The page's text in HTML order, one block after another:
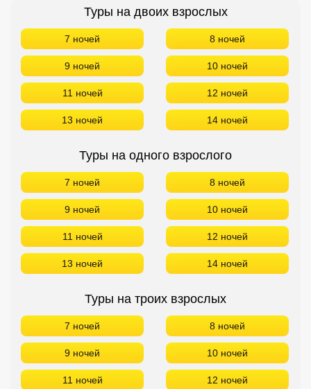
Туры на двоих взрослых
7 ночей 8 ночей
9 ночей 10 ночей
11 ночей 12 ночей
13 ночей 14 ночей
Туры на одного взрослого
7 ночей 8 ночей
9 ночей 10 ночей
11 ночей 12 ночей
13 ночей 14 ночей
Туры на троих взрослых
7 ночей 8 ночей
9 ночей 10 ночей
11 ночей 12 ночей
Сетевые отели Сейшел
Сетевые отели Маврикия